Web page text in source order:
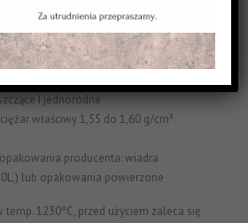
I jednorodne
właściwy 1,55 do 1,60 g/cm³
producenta: wiadra
lub opakowania powierzone
1230ºC, przed użyciem zaleca się